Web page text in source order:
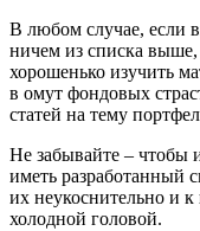
В любом случае, если
ничем из списка
хорошенько изучить
в омут фондовых
статей на тему
Не забывайте – чтобы
иметь разработанный
их неукоснительно и
холодной головой.